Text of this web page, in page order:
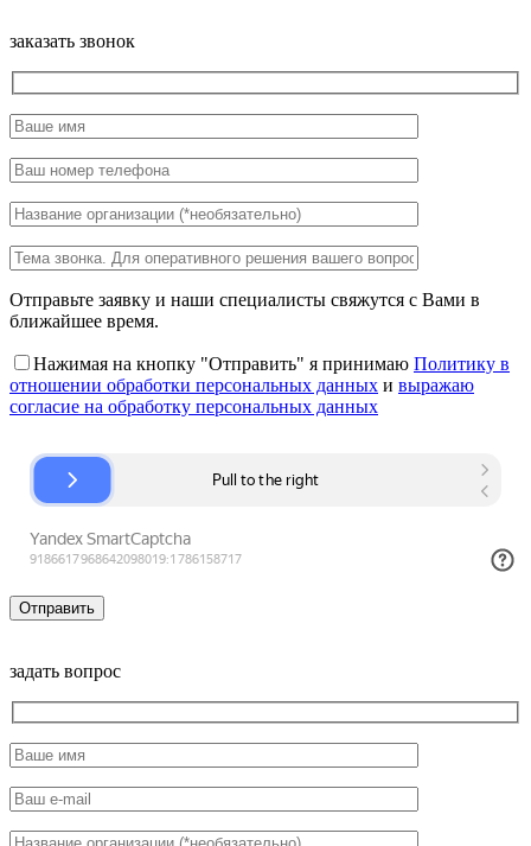
заказать звонок
Отправьте заявку и наши специалисты свяжутся с Вами в
ближайшее время.
Нажимая на кнопку "Отправить" я принимаю Политику в
отношении обработки персональных данных и выражаю
согласие на обработку персональных данных
задать вопрос